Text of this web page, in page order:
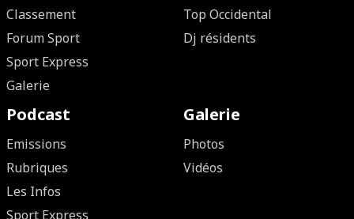
Classement
Forum Sport
Sport Express
Galerie
Top Occidental
Dj résidents
Podcast
Emissions
Rubriques
Les Infos
Sport Express
Galerie
Photos
Vidéos